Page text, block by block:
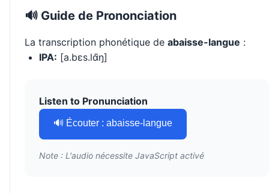
🔊 Guide de Prononciation
La transcription phonétique de abaisse-langue :
IPA: [a.bɛs.lɑ̃ŋ]
Listen to Pronunciation
🔊 Écouter : abaisse-langue
Note : L'audio nécessite JavaScript activé